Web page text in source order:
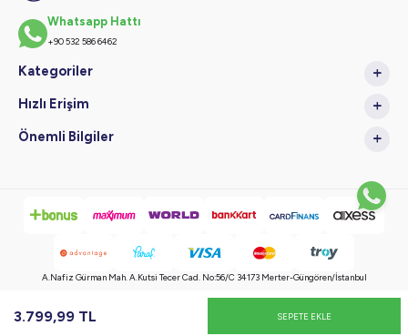
3.799,99 TL SEPETE EKLE
Whatsapp Hattı
+90 532 586 6462
Kategoriler
Hızlı Erişim
Önemli Bilgiler
A.Nafiz Gürman Mah. A.Kutsi Tecer Cad. No:56/C 34173 Merter-Güngören/İstanbul